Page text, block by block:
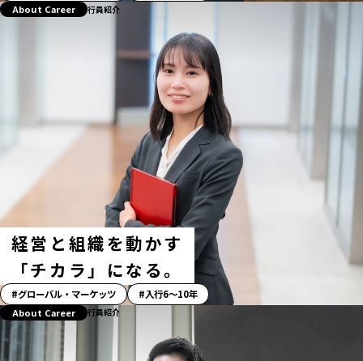
ト
経営と組織を動かす
「チカラ」になる。
About Career 行員紹介
「ス
ト
ー
リ
グローバル・マーケッツ 入行6〜10年
About Career 行員紹介